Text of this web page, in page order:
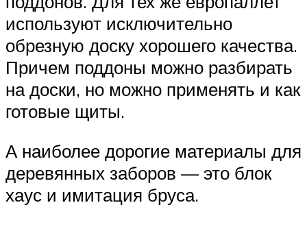
используют исключительно
обрезную доску хорошего качества.
Причем поддоны можно разбирать
на доски, но можно применять и как
готовые щиты.
А наиболее дорогие материалы для
деревянных заборов — это блок
хаус и имитация бруса.